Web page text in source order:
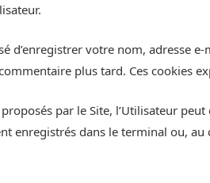
votre nom, adresse
plus tard. Ces cookies
par le Site, l’Utilisateur
enregistrés dans le terminal ou,